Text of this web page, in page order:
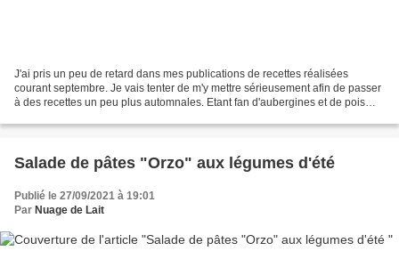
J'ai pris un peu de retard dans mes publications de recettes réalisées
courant septembre. Je vais tenter de m'y mettre sérieusement afin de passer
à des recettes un peu plus automnales. Etant fan d'aubergines et de pois
Salade de pâtes "Orzo" aux légumes d'été
Publié le 27/09/2021 à 19:01
Par Nuage de Lait